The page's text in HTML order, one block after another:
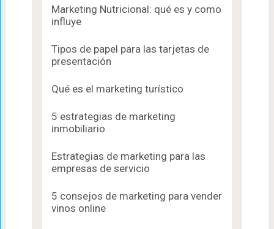
Marketing Nutricional: qué es y como
influye
Tipos de papel para las tarjetas de
presentación
Qué es el marketing turístico
5 estrategias de marketing
inmobiliario
Estrategias de marketing para las
empresas de servicio
5 consejos de marketing para vender
vinos online